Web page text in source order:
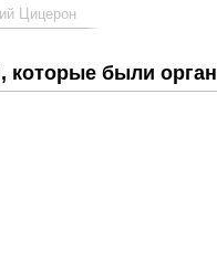
Цицерон
которые были